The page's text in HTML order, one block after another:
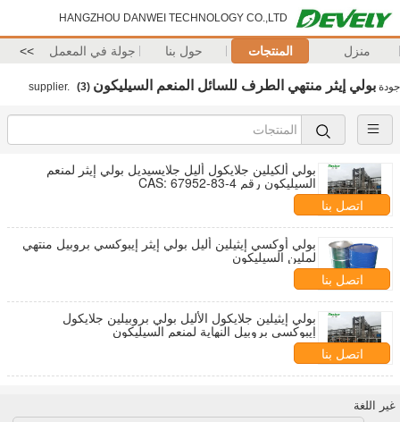
HANGZHOU DANWEI TECHNOLOGY CO.,LTD
منزل المنتجات حول بنا جولة في المعمل >>
جودة بولي إيثر منتهي الطرف للسائل المنعم السيليكون (3)
بولي ألكيلين جلايكول أليل جلايسيديل بولي إيثر لمنعم
السيليكون رقم CAS: 67952-83-4
اتصل بنا
بولي أوكسي إيثيلين أليل بولي إيثر إيبوكسي بروبيل منتهي
لملين السيليكون
اتصل بنا
بولي إيثيلين جلايكول الأليل بولي بروبيلين جلايكول
إيبوكسي بروبيل النهاية لمنعم السيليكون
اتصل بنا
غير اللغة